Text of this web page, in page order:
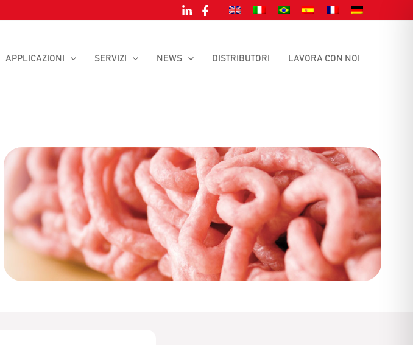
APPLICAZIONI SERVIZI NEWS DISTRIBUTORI LAVORA CON NOI